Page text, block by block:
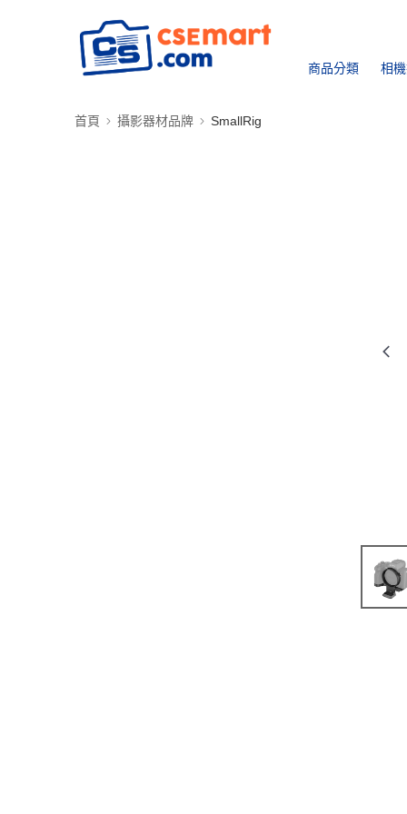
商品分類 相
首頁 攝影器材品牌 SmallRig